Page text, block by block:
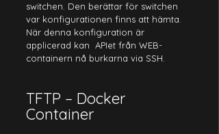
switchen. Den berättar för switchen
var konfigurationen finns att hämta.
När denna konfiguration är
applicerad kan  APIet från WEB-
containern nå burkarna via SSH.
TFTP – Docker
Container